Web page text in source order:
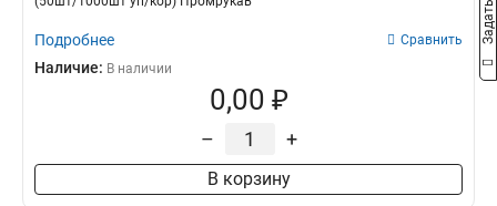
Подробнее Сравнить
Наличие: В наличии
0,00 ₽
– +
В корзину